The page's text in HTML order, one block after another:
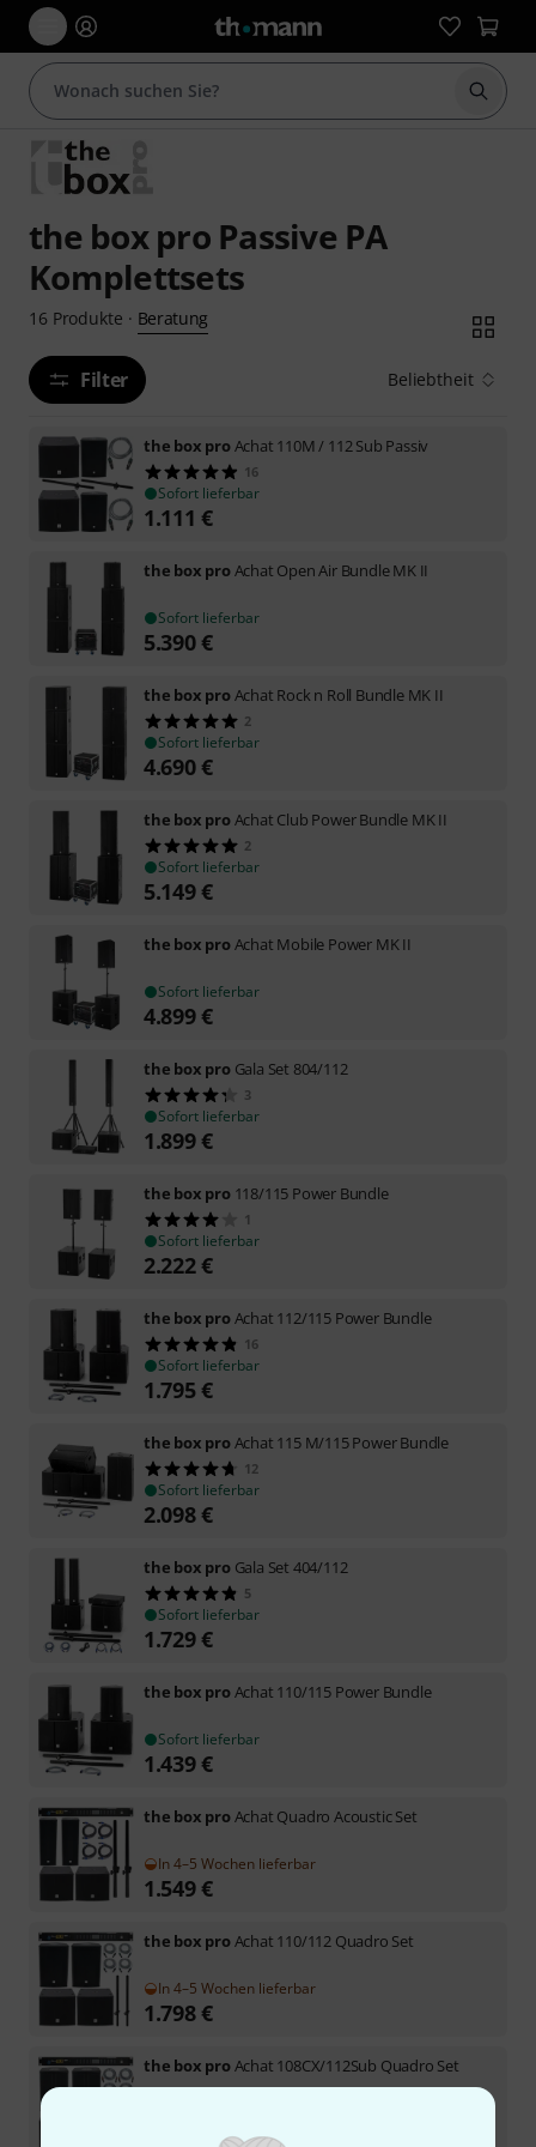
Suche
the box pro Passive PA
Komplettsets
16 Produkte · Beratung
Filter Beliebtheit
the box proAchat 110M / 112 Sub Passiv
16
Sofort lieferbar
1.111 €
the box proAchat Open Air Bundle MK II
Sofort lieferbar
5.390€
the box proAchat Rock n Roll Bundle MK II
2
Sofort lieferbar
4.690€
the box proAchat Club Power Bundle MK II
2
Sofort lieferbar
5.149€
the box proAchat Mobile Power MK II
Sofort lieferbar
4.899€
the box pro Gala Set 804/112
3
Sofort lieferbar
1.899€
the box pro 118/115 Power Bundle
1
Sofort lieferbar
2.222€
the box proAchat 112/115 Power Bundle
16
Sofort lieferbar
1.795€
the box proAchat 115 M/115 Power Bundle
12
Sofort lieferbar
2.098€
the box pro Gala Set 404/112
5
Sofort lieferbar
1.729€
the box proAchat 110/115 Power Bundle
Sofort lieferbar
1.439€
the box proAchat Quadro Acoustic Set
In 4–5 Wochen lieferbar
1.549€
the box proAchat 110/112 Quadro Set
In 4–5 Wochen lieferbar
1.798€
the box proAchat 108CX/112Sub Quadro Set